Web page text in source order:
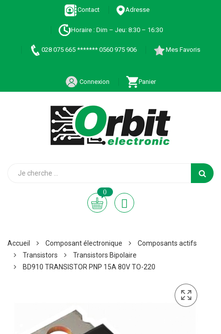
Contact Adresse
Horaire : Dim – Jeu: 8:30 – 16:30
028 075 665 ******* 0560 975 906 Mes Favoris
Connexion Panier
0
Accueil Composant électronique
Composants actifs
Transistors
Transistors Bipolaire
BD910 TRANSISTOR PNP 15A 80V TO-220